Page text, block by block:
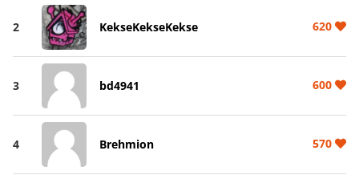
2 KekseKekseKekse 620
3 bd4941 600
4 Brehmion 570